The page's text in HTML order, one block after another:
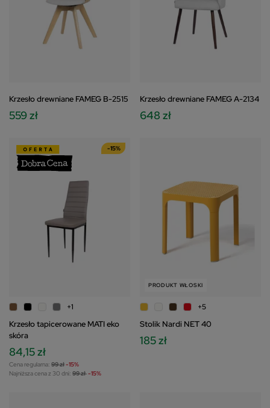
Krzesło drewniane FAMEG B-2515
559 zł
Krzesło drewniane FAMEG A-2134
648 zł
-15%
+1
Krzesło tapicerowane MATI eko
skóra
84,15 zł
Cena regularna: 99 zł-15%
Najniższa cena z 30 dni: 99 zł-15%
PRODUKT WŁOSKI
+5
Stolik Nardi NET 40
185 zł